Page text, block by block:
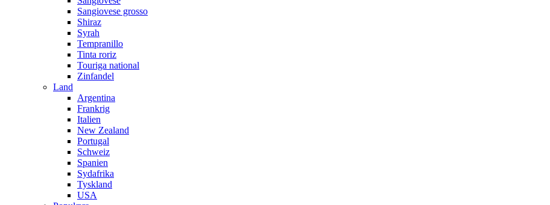
Sangiovese grosso
Shiraz
Syrah
Tempranillo
Tinta roriz
Touriga national
Zinfandel
Land
Argentina
Frankrig
Italien
New Zealand
Portugal
Schweiz
Spanien
Sydafrika
Tyskland
USA